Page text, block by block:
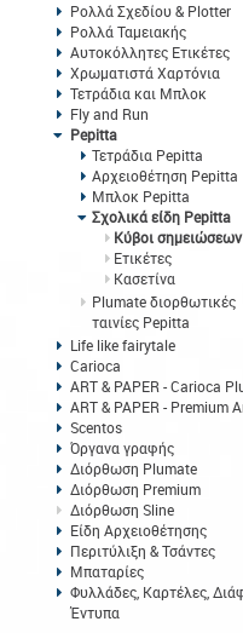
Ρολλά Σχεδίου & Plotter
Ρολλά Ταμειακής
Αυτοκόλλητες Ετικέτες
Χρωματιστά Χαρτόνια
Τετράδια και Μπλοκ
Fly and Run
Pepitta
Τετράδια Pepitta
Αρχειοθέτηση Pepitta
Μπλοκ Pepitta
Σχολικά είδη Pepitta
Κύβοι σημειώσεων
Eτικέτες
Κασετίνα
Plumate διορθωτικές
ταινίες Pepitta
Life like fairytale
Carioca
ART & PAPER - Carioca
ART & PAPER - Premium
Scentos
Όργανα γραφής
Διόρθωση Plumate
Διόρθωση Premium
Διόρθωση Sline
Είδη Αρχειοθέτησης
Περιτύλιξη & Τσάντες
Μπαταρίες
Φυλλάδες, Καρτέλες,
Έντυπα